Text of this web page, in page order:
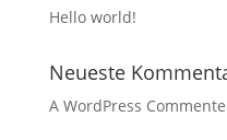
Hello world!
Neueste
A WordPress